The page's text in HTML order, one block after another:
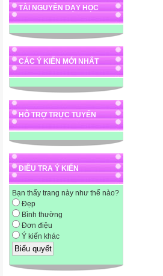
TÀI NGUYÊN DẠY HỌC
CÁC Ý KIẾN MỚI NHẤT
HỖ TRỢ TRỰC TUYẾN
ĐIỀU TRA Ý KIẾN
Bạn thấy trang này như thế nào?
Đẹp
Bình thường
Đơn điệu
Ý kiến khác